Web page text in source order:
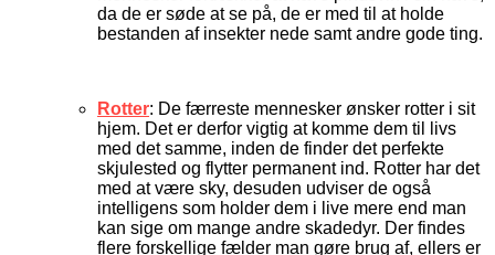
da de er søde at se på, de er med til at holde
bestanden af insekter nede samt andre gode ting.
Rotter: De færreste mennesker ønsker rotter i sit
hjem. Det er derfor vigtig at komme dem til livs
med det samme, inden de finder det perfekte
skjulested og flytter permanent ind. Rotter har det
med at være sky, desuden udviser de også
intelligens som holder dem i live mere end man
kan sige om mange andre skadedyr. Der findes
flere forskellige fælder man gøre brug af, ellers er